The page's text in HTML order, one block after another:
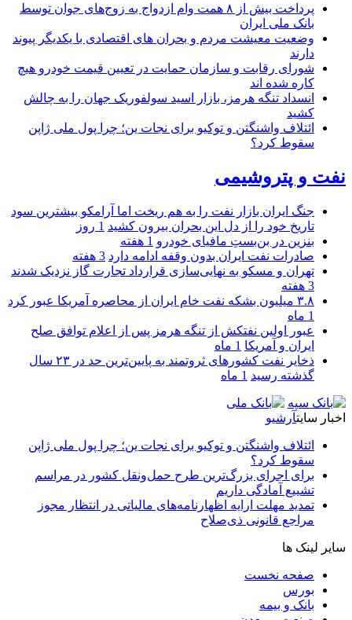
پرداخت بیش از ۸ همت وام ازدواج به زوج‌های جوان توسط
بانک ملی ایران
وضعیت معیشت مردم و بحران های اقتصادی با یکدیگر پیوند
دارند
شورای رقابت و سازمان حمایت در تعیین قیمت خودرو هیچ
کاره شده اند
انسداد تنگه هرمز، بازار اسید سولفوریک جهان را به چالش
کشید
ائتلاف واشنگتن و توکیو برای نجات ین؛ چرا پول ملی ژاپن
سقوط کرد؟
نفت و پتروشیمی
جنگ ایران بازار نفت را به هم ریخت اما آرامکو بیشترین سود
تاریخ خود را از دل این بحران بیرون کشید 1 روز
بنزین در بن‌بستِ مافیای خودرو 1 هفته
صادرات نفت ایران بدون وقفه ادامه دارد 3 هفته
تهران و مسکو به نهایی‌سازی قرارداد تجارت گاز نزدیک شدند
3 هفته
۳.۸ میلیون بشکه نفت خام ایران از محاصره آمریکا عبور کرد
1 ماه
عبور اولین نفتکش از تنگه هرمز پس از اعلام توافق صلح
ایران و آمریکا 1 ماه
ذخایر نفت کشورهای ثروتمند به پایین‌ترین حد در ۲۳ سال
گذشته رسید 1 ماه
اخبار سایتآرشیو
ائتلاف واشنگتن و توکیو برای نجات ین؛ چرا پول ملی ژاپن
سقوط کرد؟
برای اجرای بزرگ‌ترین طرح حمل‌ونقل کشور در مراسم
تشییع آمادگی داریم
تمدید مهلت ارایه اظهارنامه‌های مالیاتی در انتظار مجوز
مراجع قانونی ذی‌‏صلاح
سایر لینک ها
صفحه نخست
بورس
بانک و بیمه